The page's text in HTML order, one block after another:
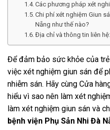
Các phương pháp xét
Chi phí xét nghiệm Giun
Nẵng như thế nào?
Địa chỉ và thông tin liên hệ:
Để đảm bảo sức khỏe của
việc xét nghiệm giun sán để
nhiễm sán. Hãy cùng Cửa
hiểu vì sao nên làm xét
làm xét nghiệm giun sán và
bệnh viện Phụ Sản Nhi Đà